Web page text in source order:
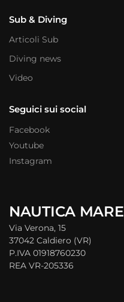
Sub & Diving
Articoli Sub
Diving news
Video
Seguici sui social
Facebook
Youtube
Instagram
NAUTICA MARE
Via Verona, 15
37042 Caldiero (VR)
P.IVA 01918760230
REA VR-205336